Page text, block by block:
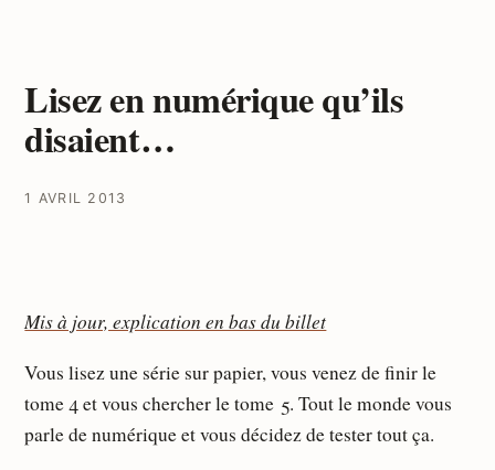
Lisez en numérique qu’ils
disaient…
1 AVRIL 2013
Mis à jour, explication en bas du billet
Vous lisez une série sur papier, vous venez de finir le
tome 4 et vous chercher le tome 5. Tout le monde vous
parle de numérique et vous décidez de tester tout ça.